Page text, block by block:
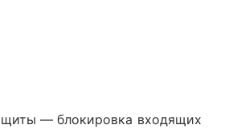
— блокировка входящих